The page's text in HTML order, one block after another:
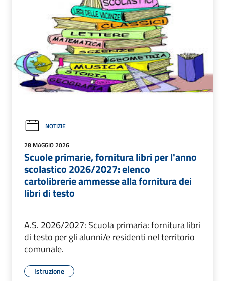
NOTIZIE
28 MAGGIO 2026
Scuole primarie, fornitura libri per l'anno
scolastico 2026/2027: elenco
cartolibrerie ammesse alla fornitura dei
libri di testo
A.S. 2026/2027: Scuola primaria: fornitura libri
di testo per gli alunni/e residenti nel territorio
comunale.
Istruzione